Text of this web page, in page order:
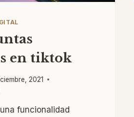
en tiktok
2021
funcionalidad